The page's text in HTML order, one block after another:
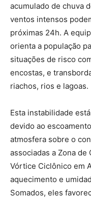
acumulado de chuva
ventos intensos
próximas 24h. A
orienta a população
situações de risco
encostas, e
riachos, rios e lagoas.
Esta instabilidade
devido ao
atmosfera sobre o
associadas a Zona
Vórtice Ciclônico em
aquecimento e
Somados, eles